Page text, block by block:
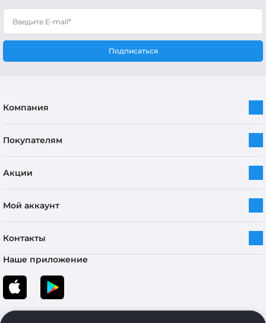
Подписаться
Компания
Покупателям
Акции
Мой аккаунт
Контакты
Наше приложение